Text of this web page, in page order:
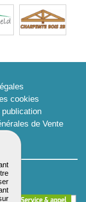
cookies
de Vente